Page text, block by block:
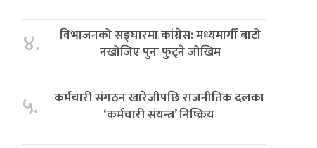
४.
विभाजनको सङ्घारमा कांग्रेस: मध्यमार्गी बाटो
नखोजिए पुनः फुट्ने जोखिम
५.
कर्मचारी संगठन खारेजीपछि राजनीतिक दलका
‘कर्मचारी संयन्त्र’ निष्क्रिय